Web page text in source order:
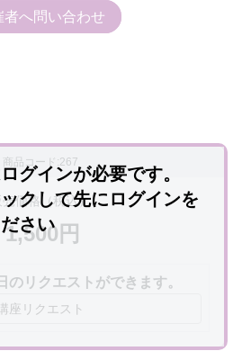
者へ問い合わせ
商品コード:267
売価格（税込）
1,500円
リクエストができます。
座リクエスト
グインが必要です。
クして先にログインを
さい